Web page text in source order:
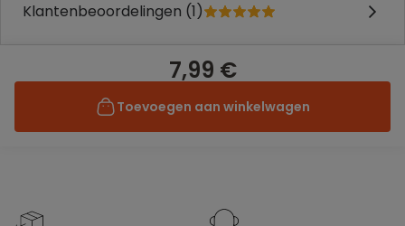
Klantenbeoordelingen (1)
7,99 €
Toevoegen aan winkelwagen